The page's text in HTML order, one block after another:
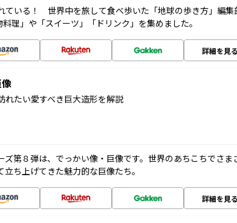
ている！ 世界中を旅して食べ歩いた「地球の歩き方」編集
理」や「スイーツ」「ドリンク」を集めました。
詳細を見る
像
れたい愛すべき巨大造形を解説
ズ第８弾は、でっかい像・巨像です。世界のあちこちでさま
ち上げてきた魅力的な巨像たち。
詳細を見る